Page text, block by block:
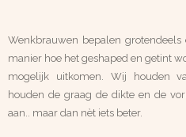
Wenkbrauwen bepalen
manier hoe het geshaped en getint
mogelijk uitkomen. Wij houden
houden de graag de dikte en de
aan.. maar dan nèt iets beter.